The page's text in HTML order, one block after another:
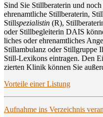
Sind Sie Still­be­ra­te­rin und
ehren­amt­li­che Still­be­ra­te­rin,
Stillspe­zia­lis­tin (R),
oder Still­be­glei­te­rin DAIS
li­ches oder ehren­amt­li­ches
Still­am­bu­lanz oder Still­grup­pe
Still-Lexi­kons ein­tra­gen. Den
zier­ten Kli­nik kön­nen Sie
Vor­tei­le einer Listung
Auf­nah­me ins Ver­zeich­nis